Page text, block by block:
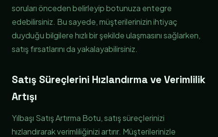
soruları önceden belirleyip botunuza entegre
edebilirsiniz. Bu sayede, müşterilerinizin ihtiyaç
duyduğu bilgilere hızlı bir şekilde ulaşmasını sağlarken,
satış fırsatlarını da yakalayabilirsiniz.
Satış Süreçlerini Hızlandırma ve Verimlilik
Artışı
Yılbaşı Satış Artırma Botu, satış süreçlerinizi
hızlandırarak verimliliğinizi artırır. Müşterilerinizle